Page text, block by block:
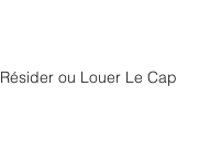
Résider ou Louer Le Cap